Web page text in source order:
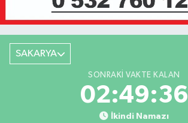
SAKARYA
SONRAKI VAKTE KALAN
02:49:36
İkindi Namazı